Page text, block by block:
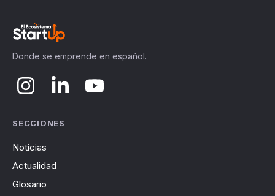
Donde se emprende en español.
SECCIONES
Noticias
Actualidad
Glosario